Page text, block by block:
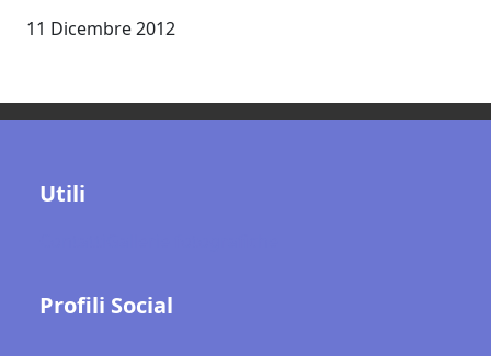
Data
11 Dicembre 2012
Utili
Profili Social